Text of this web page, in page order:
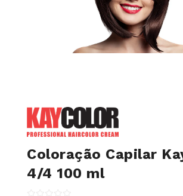
Coloração Capilar
4/4 100 ml